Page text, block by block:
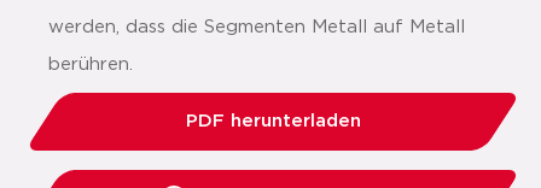
werden, dass die Segmenten Metall auf Metall
berühren.
PDF herunterladen